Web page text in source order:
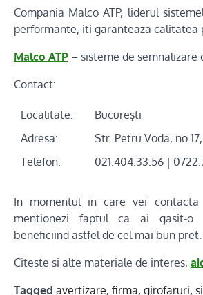
Compania Malco ATP, liderul
performante, iti garanteaza calitatea
Malco ATP – sisteme de semnalizare
Contact:
Localitate:
Bucureşti
Adresa:
Str. Petru Voda, no
Telefon:
021.404.33.56 |
In momentul in care vei
mentionezi faptul ca ai gasit-o
beneficiind astfel de cel mai bun pret.
Citeste si alte materiale de interes,
Tagged avertizare, firma, girofaruri,